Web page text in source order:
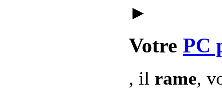
►
Votre PC
, il rame,